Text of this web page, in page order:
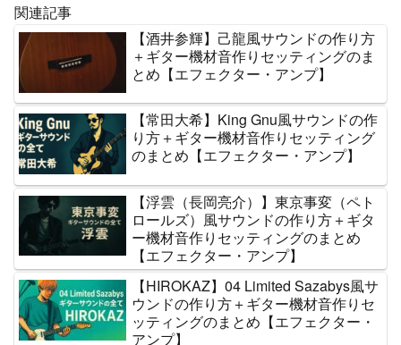
関連記事
【酒井参輝】己龍風サウンドの作り方
＋ギター機材音作りセッティングのま
とめ【エフェクター・アンプ】
【常田大希】King Gnu風サウンドの作
り方＋ギター機材音作りセッティング
のまとめ【エフェクター・アンプ】
【浮雲（長岡亮介）】東京事変（ペト
ロールズ）風サウンドの作り方＋ギタ
ー機材音作りセッティングのまとめ
【エフェクター・アンプ】
【HIROKAZ】04 Limited Sazabys風サ
ウンドの作り方＋ギター機材音作りセ
ッティングのまとめ【エフェクター・
アンプ】